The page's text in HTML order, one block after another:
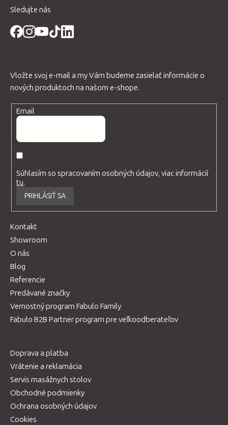
Sledujte nás
Vložte svoj e-mail a my Vám budeme zasielať informácie o
nových produktoch na našom e-shope.
Email
Súhlasím so spracovaním osobných údajov, viac informácií
tu.
PRIHLÁSIŤ SA
Kontakt
Showroom
O nás
Blog
Referencie
Predávané značky
Vernostný program Fabulo Family
Fabulo B2B Partner program pre veľkoodberateľov
Doprava a platba
Vrátenie a reklamácia
Servis masážnych stolov
Obchodné podmienky
Ochrana osobných údajov
Cookies